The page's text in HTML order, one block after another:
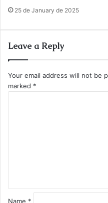
25 de January de 2025
Leave a Reply
Your email address will not be
marked *
Name *